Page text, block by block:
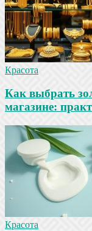
Красота
Как выбрать
магазине:
Красота